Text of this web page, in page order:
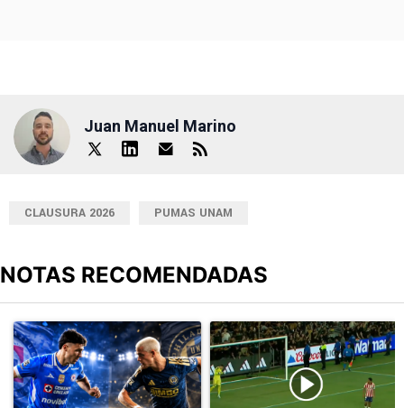
Juan Manuel Marino
CLAUSURA 2026 PUMAS UNAM
NOTAS RECOMENDADAS
Un artículo de tendencia con el título "Sigue EN VIVO Cruz Azul
Un artículo de tendencia con el